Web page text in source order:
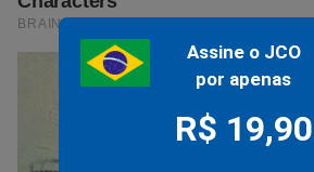
Assine o JCO
por apenas
R$ 19,90